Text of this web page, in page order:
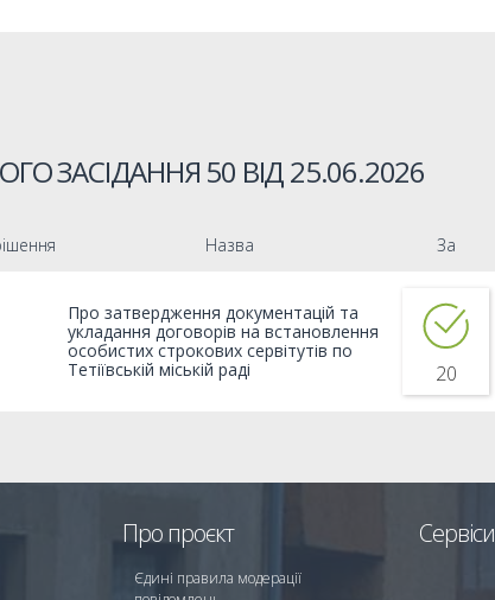
ЗАСІДАННЯ 50 ВІД25.06.2026
Назва За
Про затвердження документацій та
укладання договорів на встановлення
особистих строкових сервітутів по
Тетіївській міській раді
20
Про проєкт
Єдині правила модерації
Сервіси